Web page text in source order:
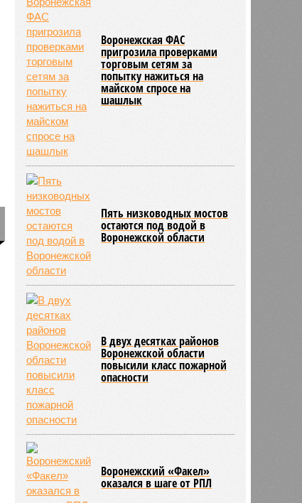
Воронежская ФАС
пригрозила проверками
торговым сетям за
попытку нажиться на
майском спросе на
шашлык
Пять низководных мостов
остаются под водой в
Воронежской области
В двух десятках районов
Воронежской области
повысили класс пожарной
опасности
Воронежский «Факел»
оказался в шаге от РПЛ